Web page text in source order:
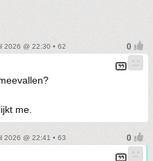
2026 @ 22:30 • 62
me.
2026 @ 22:41 • 63